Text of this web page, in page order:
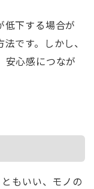
低下する場合が
です。しかし、
安心感につなが
もいい、モノの